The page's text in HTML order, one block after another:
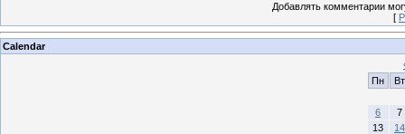
Добавлять комментарии
[
Calendar
Пн
Вт
6
7
13
14